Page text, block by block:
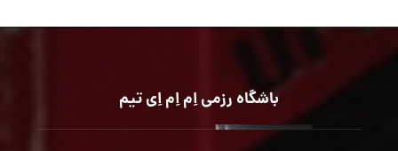
باشگاه رزمی اِم اِم اِی تیم